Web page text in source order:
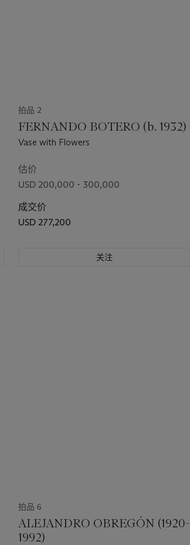
拍品 2
FERNANDO BOTERO (b. 1932)
Vase with Flowers
估价
USD 200,000 - 300,000
成交价
USD 277,200
关注
拍品 6
ALEJANDRO OBREGÓN (1920-
1992)